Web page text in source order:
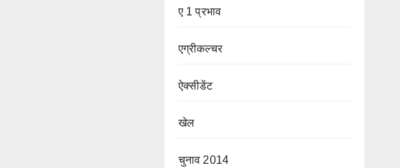
ए 1 प्रभाव
एग्रीकल्चर
ऐक्सीडेंट
खेल
चुनाव 2014